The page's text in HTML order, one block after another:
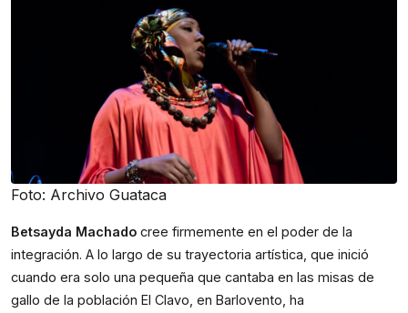
Foto: Archivo Guataca
Betsayda Machado cree firmemente en el poder de la
integración. A lo largo de su trayectoria artística, que inició
cuando era solo una pequeña que cantaba en las misas de
gallo de la población El Clavo, en Barlovento, ha